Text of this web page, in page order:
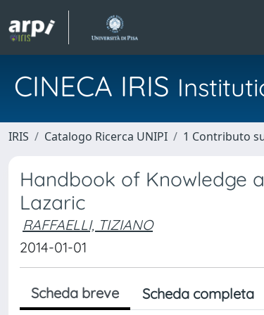
CINECA IRIS
IRIS Catalogo Ricerca UNIPI 1 Contributo
Handbook of Knowledge
Lazaric
RAFFAELLI, TIZIANO
2014-01-01
Scheda breve Scheda completa